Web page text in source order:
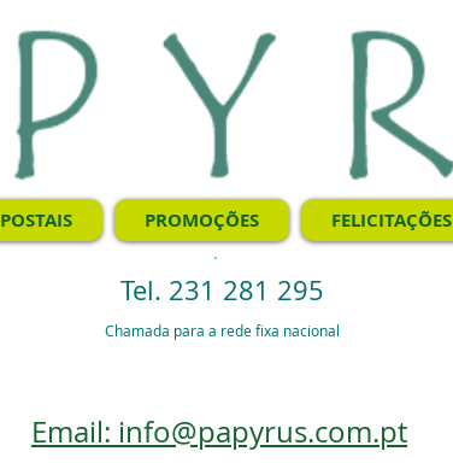
POSTAIS PROMOÇÕES FELICITAÇÕES
.
Tel. 231 281 295
Chamada para a rede fixa nacional
Email: info@papyrus.com.pt